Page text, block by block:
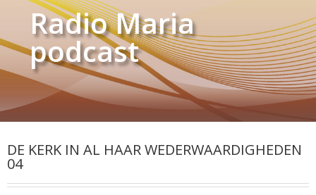
Radio Maria
podcast
DE KERK IN AL HAAR WEDERWAARDIGHEDEN
04